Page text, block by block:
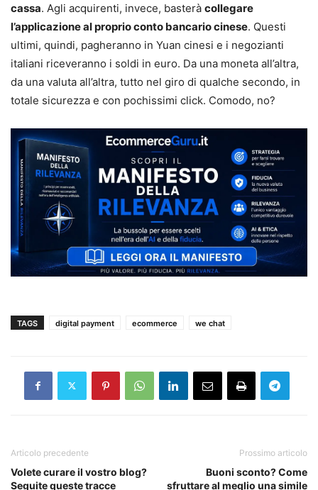
cassa. Agli acquirenti, invece, basterà collegare
l’applicazione al proprio conto bancario cinese. Questi
ultimi, quindi, pagheranno in Yuan cinesi e i negozianti
italiani riceveranno i soldi in euro. Da una moneta all’altra,
da una valuta all’altra, tutto nel giro di qualche secondo, in
totale sicurezza e con pochissimi click. Comodo, no?
TAGS digital payment ecommerce we chat
Articolo precedente
Volete curare il vostro blog?
Seguite queste tracce
Prossimo articolo
Buoni sconto? Come
sfruttare al meglio una simile